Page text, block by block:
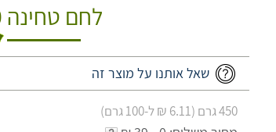
לחם טחינה 450 ג' ביכורים
שאל אותנו על מוצר זה
450 גרם (6.11 ₪ ל-100 גרם)